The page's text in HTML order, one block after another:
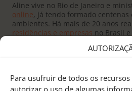
Para usufruir de todos os
autorizar o uso de algumas
Aline vive no Rio de Janeiro e
online, já tendo formado centenas
ambientes. Há mais de 20 anos
residências e empresas no Brasil